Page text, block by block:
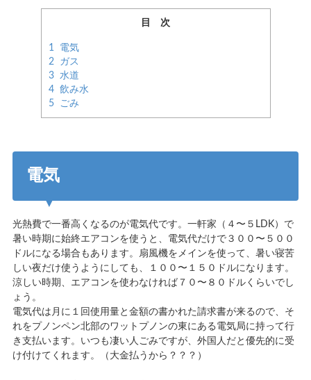
目 次
1
電気
2
ガス
3
水道
4
飲み水
5
ごみ
電気
光熱費で一番高くなるのが電気代です。一軒家（４〜５LDK）で
暑い時期に始終エアコンを使うと、電気代だけで３００〜５００
ドルになる場合もあります。扇風機をメインを使って、暑い寝苦
しい夜だけ使うようにしても、１００〜１５０ドルになります。
涼しい時期、エアコンを使わなければ７０〜８０ドルくらいでし
ょう。
電気代は月に１回使用量と金額の書かれた請求書が来るので、そ
れをプノンペン北部のワットプノンの東にある電気局に持って行
き支払います。いつも凄い人ごみですが、外国人だと優先的に受
け付けてくれます。（大金払うから？？？）